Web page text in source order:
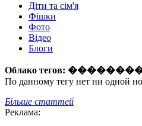
Діти та сім'я
Фішки
Фото
Відео
Блоги
Облако тегов:
По данному тегу нет ни одной
Більше статтей
Реклама: